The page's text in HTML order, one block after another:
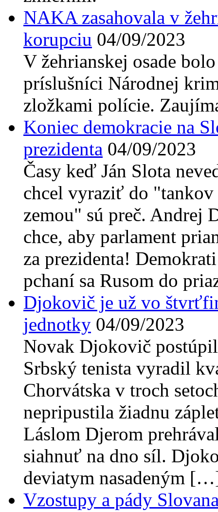
NAKA zasahovala v
korupciu 04/09/2023
V žehrianskej osade
príslušníci Národnej
zložkami polície.
Koniec demokracie na
prezidenta 04/09/2023
Časy keď Ján Slota
chcel vyraziť do
zemou" sú preč. Andrej
chce, aby parlament
za prezidenta!
pchaní sa Rusom do
Djokovič je už vo
jednotky 04/09/2023
Novak Djokovič
Srbský tenista vyradil
Chorvátska v troch
nepripustila žiadnu
Láslom Djerom
siahnuť na dno síl.
deviatym nasadeným
Vzostupy a pády